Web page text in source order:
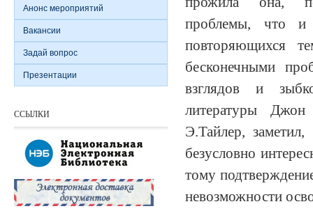
проблемы, что
повторяющихся
бесконечными
взглядов и
литературы
Э.Тайлер,
безусловно
тому
невозможности
Анонс мероприятий
Вакансии
Задай вопрос
Презентации
ССЫЛКИ